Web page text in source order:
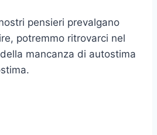
pensieri prevalgano
potremmo ritrovarci nel
mancanza di autostima